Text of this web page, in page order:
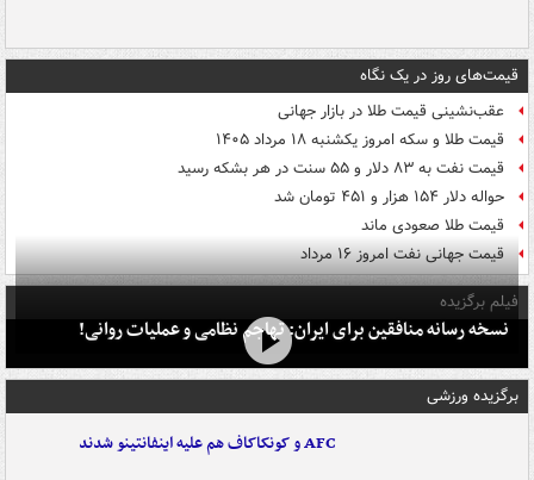
قیمت‌های روز در یک نگاه
عقب‌نشینی قیمت طلا در بازار جهانی
قیمت طلا و سکه امروز یکشنبه ۱۸ مرداد ۱۴۰۵
قیمت نفت به ۸۳ دلار و ۵۵ سنت در هر بشکه رسید
حواله دلار ۱۵۴ هزار و ۴۵۱ تومان شد
قیمت طلا صعودی ماند
قیمت جهانی نفت امروز ۱۶ مرداد
فیلم برگزیده
نسخه رسانه منافقین برای ایران: تهاجم نظامی و عملیات روانی!
برگزیده ورزشی
AFC و کونکاکاف هم علیه اینفانتینو شدند